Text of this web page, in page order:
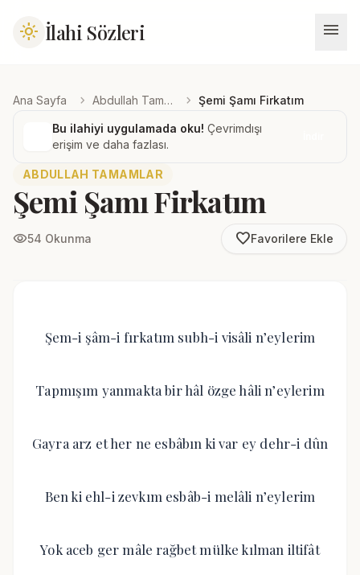
light_mode İlahi Sözleri menu
Ana Sayfa chevron_right Abdullah Tamamlar chevron_right Şemi Şamı Firkatım
Bu ilahiyi uygulamada oku! Çevrimdışı
erişim ve daha fazlası.
ABDULLAH TAMAMLAR
Şemi Şamı Firkatım
visibility54 Okunma favorite_borderFavorilere Ekle
Şem-i şâm-i fırkatım subh-i visâli n’eylerim
Tapmışım yanmakta bir hâl özge hâli n’eylerim
Gayra arz et her ne esbâbın ki var ey dehr-i dûn
Ben ki ehl-i zevkım esbâb-i melâli n’eylerim
Yok aceb ger mâle rağbet mülke kılman iltifât